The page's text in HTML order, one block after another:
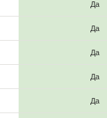
Да
Да
Да
Да
Да